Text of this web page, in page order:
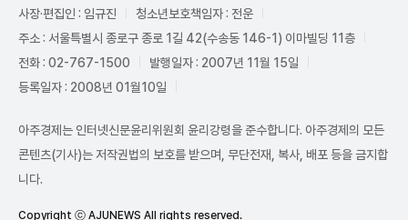
사장·편집인 : 임규진
청소년보호책임자 : 전운
주소 : 서울특별시 종로구 종로 1길 42(수송동 146-1) 이마빌딩 11층
전화 : 02-767-1500
발행일자 : 2007년 11월 15일
등록일자 : 2008년 01월10일
아주경제는 인터넷신문윤리위원회 윤리강령을 준수합니다. 아주경제의 모든
콘텐츠(기사)는 저작권법의 보호를 받으며, 무단전재, 복사, 배포 등을 금지합
니다.
Copyright ⓒ AJUNEWS All rights reserved.